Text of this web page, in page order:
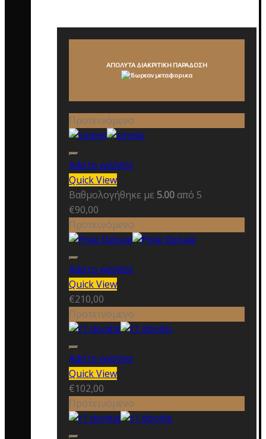
ΑΠΟΛΥΤΑ ΔΙΑΚΡΙΤΙΚΗ ΠΑΡΑΔΟΣΗ
Προτεινόμενο
Add to wishlist
Quick View
Βαθμολογήθηκε με 5.00 από 5
€90,00
Προτεινόμενο
Add to wishlist
Quick View
€210,00
Προτεινόμενο
Add to wishlist
Quick View
€102,00
Προτεινόμενο